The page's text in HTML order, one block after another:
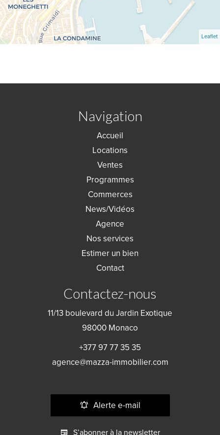
Leaflet
Navigation
Accueil
Locations
Ventes
Programmes
Commerces
News/Vidéos
Agence
Nos services
Estimer un bien
Contact
Contactez-nous
11/13 boulevard du Jardin Exotique
98000 Monaco
+377 97 77 35 35
agence@mazza-immobilier.com
Alerte e-mail
S’abonner à la newsletter